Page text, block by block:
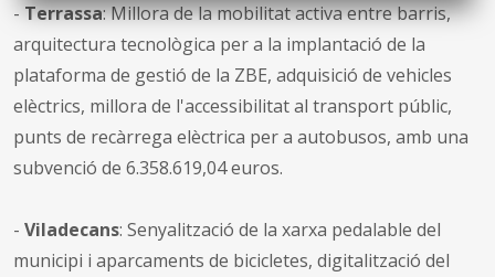
-Terrassa: Millora de la mobilitat activa entre barris,
arquitectura tecnològica per a la implantació de la
plataforma de gestió de la ZBE, adquisició de vehicles
elèctrics, millora de l'accessibilitat al transport públic,
punts de recàrrega elèctrica per a autobusos, amb una
subvenció de 6.358.619,04 euros.
- Viladecans: Senyalització de la xarxa pedalable del
municipi i aparcaments de bicicletes, digitalització del